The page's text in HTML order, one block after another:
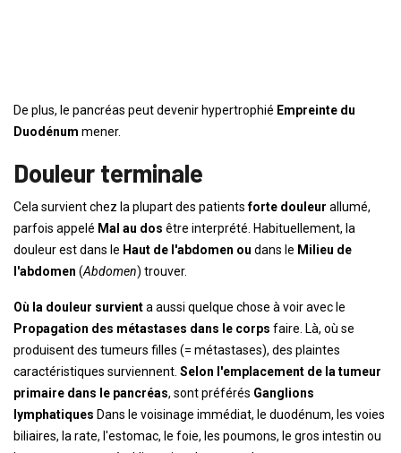
De plus, le pancréas peut devenir hypertrophié Empreinte du
Duodénum mener.
Douleur terminale
Cela survient chez la plupart des patientsforte douleur allumé,
parfois appelé Mal au dos être interprété. Habituellement, la
douleur est dans le Haut de l'abdomen ou dans le Milieu de
l'abdomen (Abdomen) trouver.
Où la douleur survienta aussi quelque chose à voir avec le
Propagation des métastases dans le corps faire. Là, où se
produisent des tumeurs filles (= métastases), des plaintes
caractéristiques surviennent. Selon l'emplacement de la tumeur
primaire dans le pancréas, sont préférés Ganglions
lymphatiques Dans le voisinage immédiat, le duodénum, ​​les voies
biliaires, la rate, l'estomac, le foie, les poumons, le gros intestin ou